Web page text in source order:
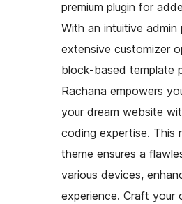
premium plugin for
With an intuitive admin
extensive customizer
block-based template
Rachana empowers
your dream website
coding expertise. This
theme ensures a
various devices,
experience. Craft your